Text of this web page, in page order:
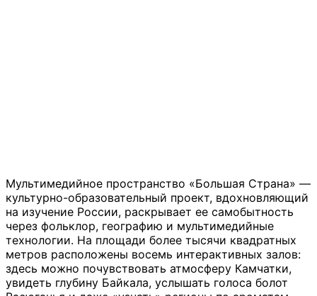
Мультимедийное пространство «Большая Страна» —
культурно-образовательный проект, вдохновляющий
на изучение России, раскрывает ее самобытность
через фольклор, географию и мультимедийные
технологии. На площади более тысячи квадратных
метров расположены восемь интерактивных залов:
здесь можно почувствовать атмосферу Камчатки,
увидеть глубину Байкала, услышать голоса болот